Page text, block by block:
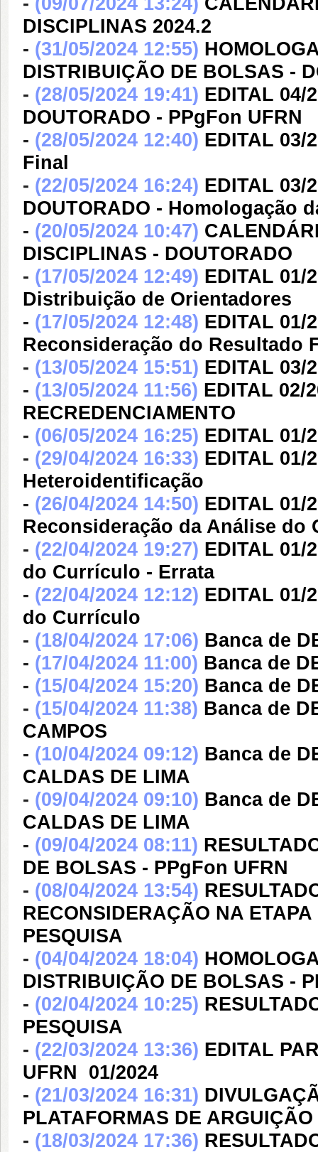
DISCIPLINAS 2024.2
- (31/05/2024 12:55)
DISTRIBUIÇÃO DE BOLSAS -
- (28/05/2024 19:41) EDITAL 04/
DOUTORADO - PPgFon UFRN
- (28/05/2024 12:40) EDITAL 03/
Final
- (22/05/2024 16:24) EDITAL 03/
DOUTORADO - Homologação
- (20/05/2024 10:47)
DISCIPLINAS - DOUTORADO
- (17/05/2024 12:49) EDITAL 01/
Distribuição de Orientadores
- (17/05/2024 12:48) EDITAL 01/
Reconsideração do Resultado
- (13/05/2024 15:51) EDITAL 03/
- (13/05/2024 11:56) EDITAL 02/
RECREDENCIAMENTO
- (06/05/2024 16:25) EDITAL 01/
- (29/04/2024 16:33) EDITAL 01/
Heteroidentificação
- (26/04/2024 14:50) EDITAL 01/
Reconsideração da Análise do
- (22/04/2024 19:27) EDITAL 01/
do Currículo - Errata
- (22/04/2024 12:12) EDITAL 01/
do Currículo
- (18/04/2024 17:06) Banca de
- (17/04/2024 11:00) Banca de
- (15/04/2024 15:20) Banca de
- (15/04/2024 11:38) Banca de
CAMPOS
- (10/04/2024 09:12) Banca de
CALDAS DE LIMA
- (09/04/2024 09:10) Banca de
CALDAS DE LIMA
- (09/04/2024 08:11)
DE BOLSAS - PPgFon UFRN
- (08/04/2024 13:54)
RECONSIDERAÇÃO NA
PESQUISA
- (04/04/2024 18:04)
DISTRIBUIÇÃO DE BOLSAS -
- (02/04/2024 10:25)
PESQUISA
- (22/03/2024 13:36) EDITAL
UFRN  01/2024
- (21/03/2024 16:31)
PLATAFORMAS DE
- (18/03/2024 17:36)